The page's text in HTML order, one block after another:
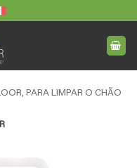
PARA LIMPAR O CHÃO